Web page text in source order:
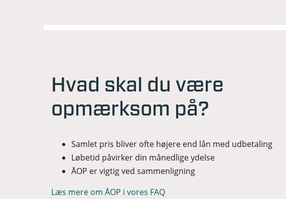
Hvad skal du være
opmærksom på?
Samlet pris bliver ofte højere end lån med udbetaling
Løbetid påvirker din månedlige ydelse
ÅOP er vigtig ved sammenligning
Læs mere om ÅOP i vores FAQ